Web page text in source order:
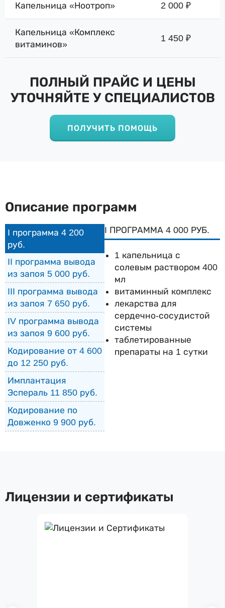
Капельница «Ноотроп» 2 000 ₽
Капельница «Комплекс
витаминов»
1 450 ₽
ПОЛНЫЙ ПРАЙС И ЦЕНЫ
УТОЧНЯЙТЕ У СПЕЦИАЛИСТОВ
ПОЛУЧИТЬ ПОМОЩЬ
Описание программ
I программа 4 200
руб.
II программа вывода
из запоя 5 000 руб.
III программа вывода
из запоя 7 650 руб.
IV программа вывода
из запоя 9 600 руб.
Кодирование от 4 600
до 12 250 руб.
Имплантация
Эспераль 11 850 руб.
Кодирование по
Довженко 9 900 руб.
I ПРОГРАММА 4 000 РУБ.
1 капельница с
солевым раствором 400
мл
витаминный комплекс
лекарства для
сердечно-сосудистой
системы
таблетированные
препараты на 1 сутки
Лицензии и сертификаты